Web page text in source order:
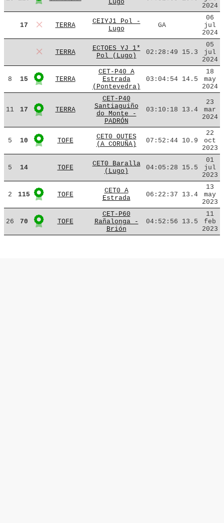
Lugo
2024
17 TERRA
CEIYJ1 Pol -
Lugo
GA
06
jul
2024
TERRA
ECTOES YJ 1*
Pol (Lugo)
02:28:49 15.3
05
jul
2024
8 15 TERRA
CET-P40 A
Estrada
(Pontevedra)
03:04:54 14.5
18
may
2024
11 17 TERRA
CET-P40
Santiaguiño
do Monte -
PADRÓN
03:10:18 13.4
23
mar
2024
5 10 TOFE
CET0 OUTES
(A CORUÑA)
07:52:44 10.9
22
oct
2023
5 14 TOFE
CET0 Baralla
(Lugo)
04:05:28 15.5
01
jul
2023
2 115 TOFE
CET0 A
Estrada
06:22:37 13.4
13
may
2023
26 70 TOFE
CET-P60
Rañalonga -
Brión
04:52:56 13.5
11
feb
2023